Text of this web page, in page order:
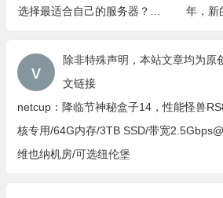
选择最适合自己的服务器？完
年，新
除非特殊声明，本站文章均为原
文链接
netcup：降临节神秘盒子14，性能怪兽
核专用/64G内存/3TB SSD/带宽
维也纳机房/可选纽伦堡